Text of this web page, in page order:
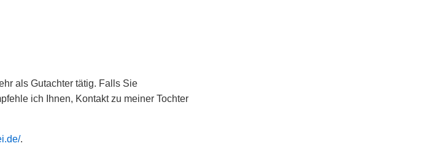
als Gutachter tätig. Falls Sie
ich Ihnen, Kontakt zu meiner Tochter
.